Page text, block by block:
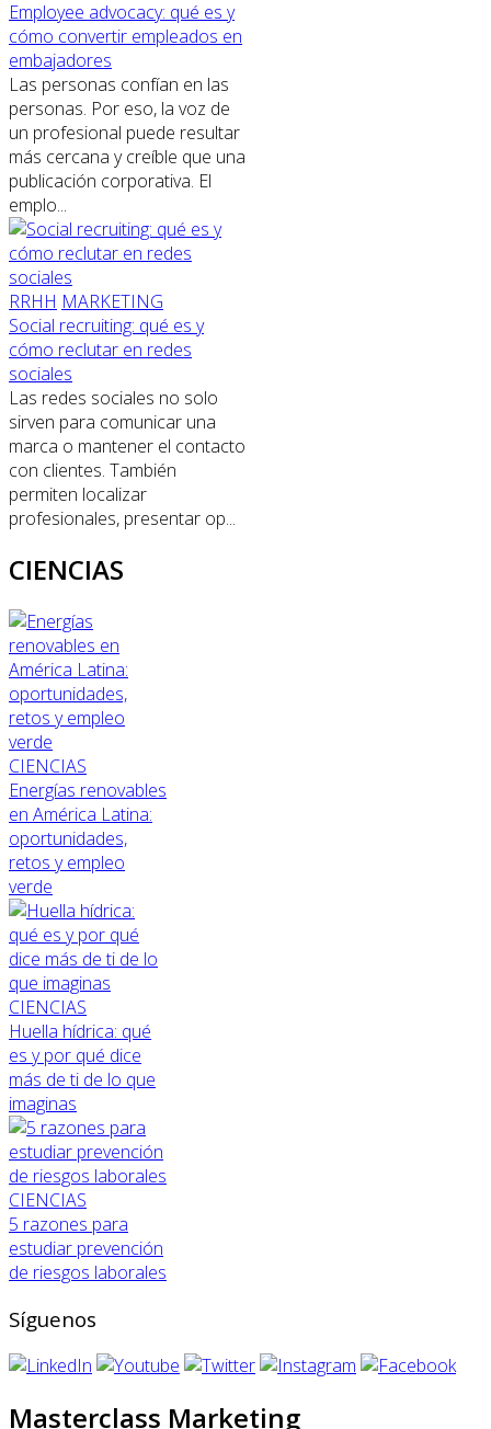
Employee advocacy: qué es y
cómo convertir empleados en
embajadores
Las personas confían en las
personas. Por eso, la voz de
un profesional puede resultar
más cercana y creíble que una
publicación corporativa. El
emplo...
RRHH MARKETING
Social recruiting: qué es y
cómo reclutar en redes
sociales
Las redes sociales no solo
sirven para comunicar una
marca o mantener el contacto
con clientes. También
permiten localizar
profesionales, presentar op...
CIENCIAS
CIENCIAS
Energías renovables
en América Latina:
oportunidades,
retos y empleo
verde
CIENCIAS
Huella hídrica: qué
es y por qué dice
más de ti de lo que
imaginas
CIENCIAS
5 razones para
estudiar prevención
de riesgos laborales
Síguenos
Masterclass Marketing